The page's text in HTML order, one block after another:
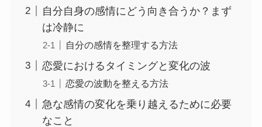
自分自身の感情にどう向き合うか？まず
は冷静に
自分の感情を整理する方法
恋愛におけるタイミングと変化の波
恋愛の波動を整える方法
急な感情の変化を乗り越えるために必要
なこと